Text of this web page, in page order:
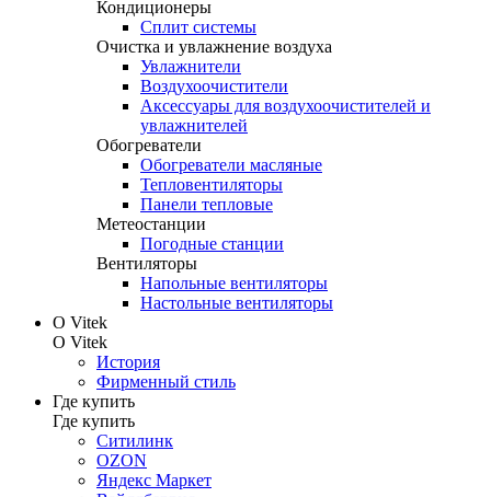
Кондиционеры
Сплит системы
Очистка и увлажнение воздуха
Увлажнители
Воздухоочистители
Аксессуары для воздухоочистителей и
увлажнителей
Обогреватели
Обогреватели масляные
Тепловентиляторы
Панели тепловые
Метеостанции
Погодные станции
Вентиляторы
Напольные вентиляторы
Настольные вентиляторы
О Vitek
О Vitek
История
Фирменный стиль
Где купить
Где купить
Ситилинк
OZON
Яндекс Маркет